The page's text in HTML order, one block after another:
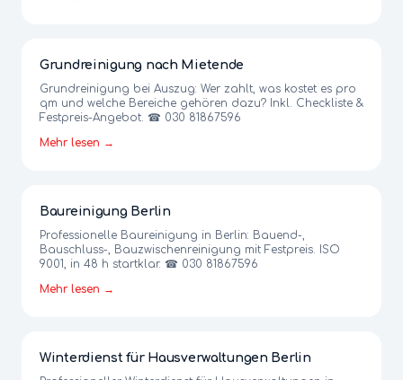
Grundreinigung nach Mietende
Grundreinigung bei Auszug: Wer zahlt, was kostet es pro
qm und welche Bereiche gehören dazu? Inkl. Checkliste &
Festpreis-Angebot. ☎ 030 81867596
Mehr lesen →
Baureinigung Berlin
Professionelle Baureinigung in Berlin: Bauend-,
Bauschluss-, Bauzwischenreinigung mit Festpreis. ISO
9001, in 48 h startklar. ☎ 030 81867596
Mehr lesen →
Winterdienst für Hausverwaltungen Berlin